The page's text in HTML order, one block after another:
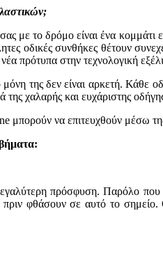
με το δρόμο είναι ένα
οδικές συνθήκες θέτουν
πρότυπα στην τεχνολογική
της δεν είναι αρκετή. Κάθε
χαλαρής και ευχάριστης
μπορούν να επιτευχθούν μέσω
πρόσφυση. Παρόλο που
φθάσουν σε αυτό το σημείο.